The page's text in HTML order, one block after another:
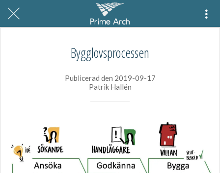
Bygglovsprocessen
Publicerad den 2019-09-17
Patrik Hallén